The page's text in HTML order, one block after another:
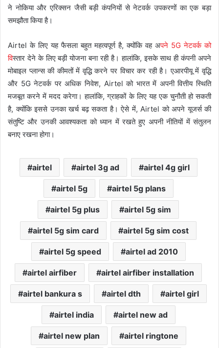
ने नोकिया और एरिक्सन जैसी बड़ी कंपनियों से नेटवर्क उपकरणों का एक बड़ा
समझौता किया है।
Airtel के लिए यह फैसला बहुत महत्वपूर्ण है, क्योंकि वह अपने 5G नेटवर्क को
विस्तार देने के लिए बड़ी योजना बना रही है। हालांकि, इसके साथ ही कंपनी अपने
मोबाइल प्लान्स की कीमतों में वृद्धि करने पर विचार कर रही है। एआरपीयू में वृद्धि
और 5G नेटवर्क पर अधिक निवेश, Airtel को भारत में अपनी वित्तीय स्थिति
मजबूत करने में मदद करेगा। हालांकि, ग्राहकों के लिए यह एक चुनौती हो सकती
है, क्योंकि इससे उनका खर्च बढ़ सकता है। ऐसे में, Airtel को अपने यूजर्स की
संतुष्टि और उनकी आवश्यकता को ध्यान में रखते हुए अपनी नीतियों में संतुलन
बनाए रखना होगा।
airtel airtel 3g ad airtel 4g girl
airtel 5g airtel 5g plans
airtel 5g plus airtel 5g sim
airtel 5g sim card airtel 5g sim cost
airtel 5g speed airtel ad 2010
airtel airfiber airtel airfiber installation
airtel bankura s airtel dth airtel girl
airtel india airtel new ad
airtel new plan airtel ringtone